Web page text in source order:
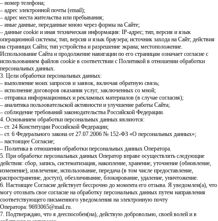
– номер телефона;
– адрес электронной почты (email);
– адрес места жительства или пребывания;
– иные данные, переданные мною через формы на Сайте;
– данные cookie и иная техническая информация: IP-адрес; тип, версия и язык
операционной системы; тип, версия и язык браузера; источник захода на Сайт; действия
на страницах Сайта; тип устройства и разрешение экрана; местоположение.
Использование Сайта и продолжение навигации по его страницам означает согласие с
использованием файлов cookie в соответствии с Политикой в отношении обработки
персональных данных.
3. Цели обработки персональных данных:
– выполнение моих запросов и заявок, включая обратную связь;
– исполнение договоров оказания услуг, заключенных со мной;
– отправка информационных и рекламных материалов (в случае согласия);
– аналитика пользовательской активности и улучшение работы Сайта;
– соблюдение требований законодательства Российской Федерации.
4. Основанием обработки персональных данных являются:
– ст. 24 Конституции Российской Федерации;
– ст. 6 Федерального закона от 27.07.2006 № 152-ФЗ «О персональных данных»;
– настоящее Согласие;
– Политика в отношении обработки персональных данных Оператора.
5. При обработке персональных данных Оператор вправе осуществлять следующие
действия: сбор, запись, систематизация, накопление, хранение, уточнение (обновление,
изменение), извлечение, использование, передача (в том числе предоставление,
распространение, доступ), обезличивание, блокирование, удаление, уничтожение.
6. Настоящее Согласие действует бессрочно до момента его отзыва. Я уведомлен(а), что
могу отозвать свое согласие на обработку персональных данных путем направления
соответствующего письменного уведомления на электронную почту
Оператора: 9693065@mail.ru.
7. Подтверждаю, что я дееспособен(на), действую добровольно, своей волей и в